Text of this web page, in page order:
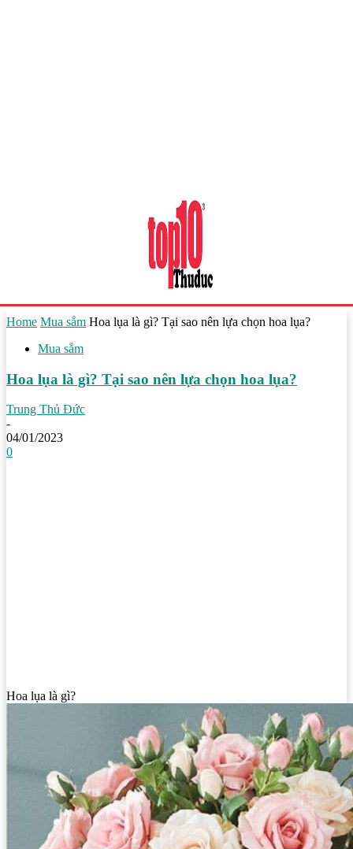
Home Mua sắm Hoa lụa là gì? Tại sao nên lựa chọn hoa lụa?
Mua sắm
Hoa lụa là gì? Tại sao nên lựa chọn hoa lụa?
Trung Thủ Đức
-
04/01/2023
0
Hoa lụa là gì?